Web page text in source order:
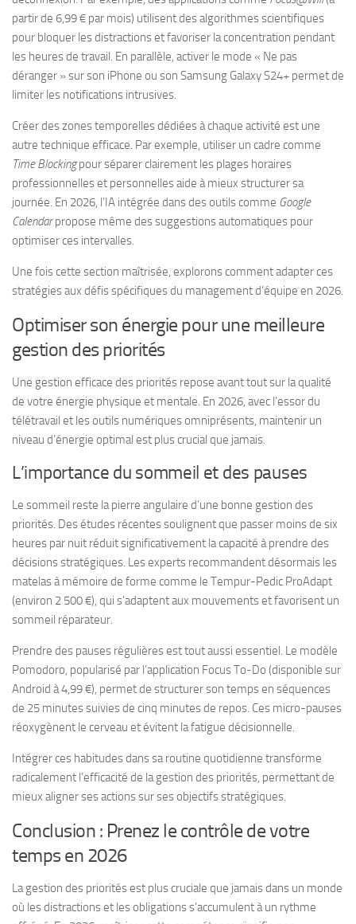
partir de 6,99 € par mois) utilisent des algorithmes scientifiques
pour bloquer les distractions et favoriser la concentration pendant
les heures de travail. En parallèle, activer le mode « Ne pas
déranger » sur son iPhone ou son Samsung Galaxy S24+ permet de
limiter les notifications intrusives.
Créer des zones temporelles dédiées à chaque activité est une
autre technique efficace. Par exemple, utiliser un cadre comme
Time Blockingpour séparer clairement les plages horaires
professionnelles et personnelles aide à mieux structurer sa
journée. En 2026, l’IA intégrée dans des outils comme Google
Calendarpropose même des suggestions automatiques pour
optimiser ces intervalles.
Une fois cette section maîtrisée, explorons comment adapter ces
stratégies aux défis spécifiques du management d’équipe en 2026.
Optimiser son énergie pour une meilleure
gestion des priorités
Une gestion efficace des priorités repose avant tout sur la qualité
de votre énergie physique et mentale. En 2026, avec l’essor du
télétravail et les outils numériques omniprésents, maintenir un
niveau d’énergie optimal est plus crucial que jamais.
L’importance du sommeil et des pauses
Le sommeil reste la pierre angulaire d’une bonne gestion des
priorités. Des études récentes soulignent que passer moins de six
heures par nuit réduit significativement la capacité à prendre des
décisions stratégiques. Les experts recommandent désormais les
matelas à mémoire de forme comme le Tempur-Pedic ProAdapt
(environ 2 500 €), qui s’adaptent aux mouvements et favorisent un
sommeil réparateur.
Prendre des pauses régulières est tout aussi essentiel. Le modèle
Pomodoro, popularisé par l’application Focus To-Do (disponible sur
Android à 4,99 €), permet de structurer son temps en séquences
de 25 minutes suivies de cinq minutes de repos. Ces micro-pauses
réoxygènent le cerveau et évitent la fatigue décisionnelle.
Intégrer ces habitudes dans sa routine quotidienne transforme
radicalement l’efficacité de la gestion des priorités, permettant de
mieux aligner ses actions sur ses objectifs stratégiques.
Conclusion : Prenez le contrôle de votre
temps en 2026
La gestion des priorités est plus cruciale que jamais dans un monde
où les distractions et les obligations s’accumulent à un rythme